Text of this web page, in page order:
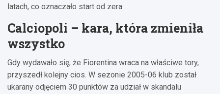
latach, co oznaczało start od zera.
Calciopoli – kara, która zmieniła
wszystko
Gdy wydawało się, że Fiorentina wraca na właściwe tory,
przyszedł kolejny cios. W sezonie 2005-06 klub został
ukarany odjęciem 30 punktów za udział w skandalu